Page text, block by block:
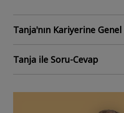
Tanja'nın Kariyerine Genel
Tanja ile Soru-Cevap